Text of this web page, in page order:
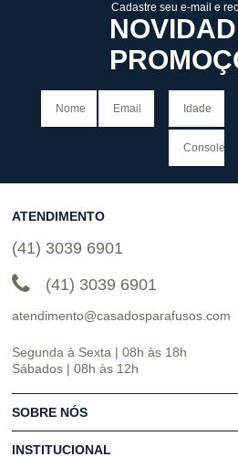
Cadastre seu e-mail e
ATENDIMENTO
(41) 3039 6901
(41) 3039 6901
atendimento@casadosparafusos.com
Segunda à Sexta | 08h às 18h
Sábados | 08h às 12h
SOBRE NÓS
INSTITUCIONAL